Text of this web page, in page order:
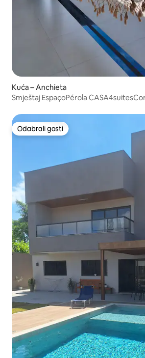
Kuća – Anchieta
Smještaj EspaçoPérola
Odabrali gosti
Odabrali gosti